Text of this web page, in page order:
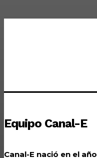
Equipo Canal-E
Canal-E nació en el